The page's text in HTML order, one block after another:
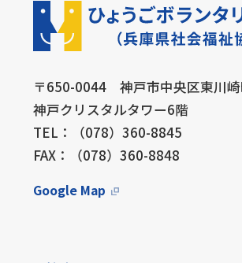
〒650-0044 神戸市中央区東川
神戸クリスタルタワー6階
TEL：（078）360-8845
FAX：（078）360-8848
Google Map